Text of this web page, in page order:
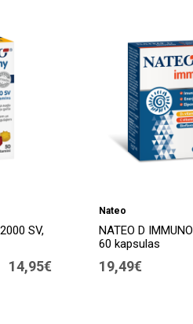
SV,
14,95€
Nateo
NATEO D
60 kapsulas
19,49€